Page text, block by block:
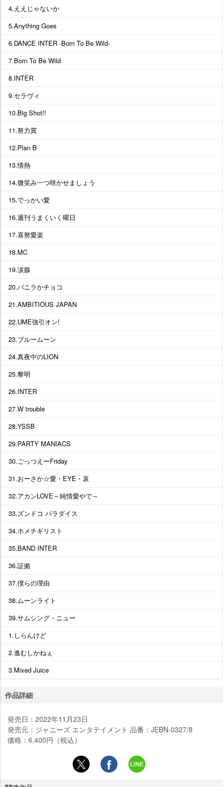
4.ええじゃないか
5.Anything Goes
6.DANCE INTER -Born To Be Wild-
7.Born To Be Wild
8.INTER
9.セラヴィ
10.Big Shot!!
11.努力賞
12.Plan B
13.情熱
14.微笑み一つ咲かせましょう
15.でっかい愛
16.週刊うまくいく曜日
17.喜努愛楽
18.MC
19.涙腺
20.バニラかチョコ
21.AMBITIOUS JAPAN
22.UME強引オン!
23.ブルームーン
24.真夜中のLION
25.黎明
26.INTER
27.W trouble
28.YSSB
29.PARTY MANIACS
30.ごっつえーFriday
31.おーさか☆愛・EYE・哀
32.アカンLOVE～純情愛やで～
33.ズンドコ パラダイス
34.ホメチギリスト
35.BAND INTER
36.証拠
37.僕らの理由
38.ムーンライト
39.サムシング・ニュー
1.しらんけど
2.進むしかねぇ
3.Mixed Juice
作品詳細
発売日：2022年11月23日
発売元：ジャニーズ エンタテイメント 品番：JEBN-0327/8
価格：6,400円（税込）